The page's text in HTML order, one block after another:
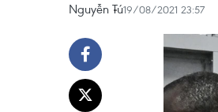
Nguyễn Tú19/08/2021 23:57